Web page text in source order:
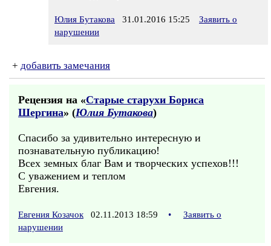
Юлия Бутакова 31.01.2016 15:25
Заявить о
нарушении
+ добавить замечания
Рецензия на «Старые старухи Бориса
Шергина» (Юлия Бутакова)
Спасибо за удивительно интересную и
познавательную публикацию!
Всех земных благ Вам и творческих успехов!!!
С уважением и теплом
Евгения.
Евгения Козачок 02.11.2013 18:59 •
Заявить о
нарушении